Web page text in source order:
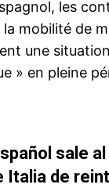
MAINTENANT